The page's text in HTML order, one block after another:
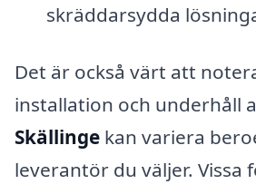
skräddarsydda
Det är också värt att
installation och underhåll
Skällinge kan variera
leverantör du väljer. Vissa